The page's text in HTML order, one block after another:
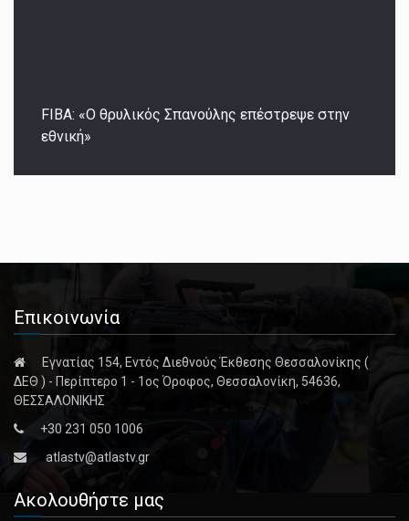
FIBA: «Ο θρυλικός Σπανούλης επέστρεψε στην
εθνική»
Επικοινωνία
Εγνατίας 154, Εντός Διεθνούς Έκθεσης Θεσσαλονίκης (
ΔΕΘ ) - Περίπτερο 1 - 1ος Όροφος, Θεσσαλονίκη, 54636,
ΘΕΣΣΑΛΟΝΙΚΗΣ
+30 231 050 1006
atlastv@atlastv.gr
Ακολουθήστε μας